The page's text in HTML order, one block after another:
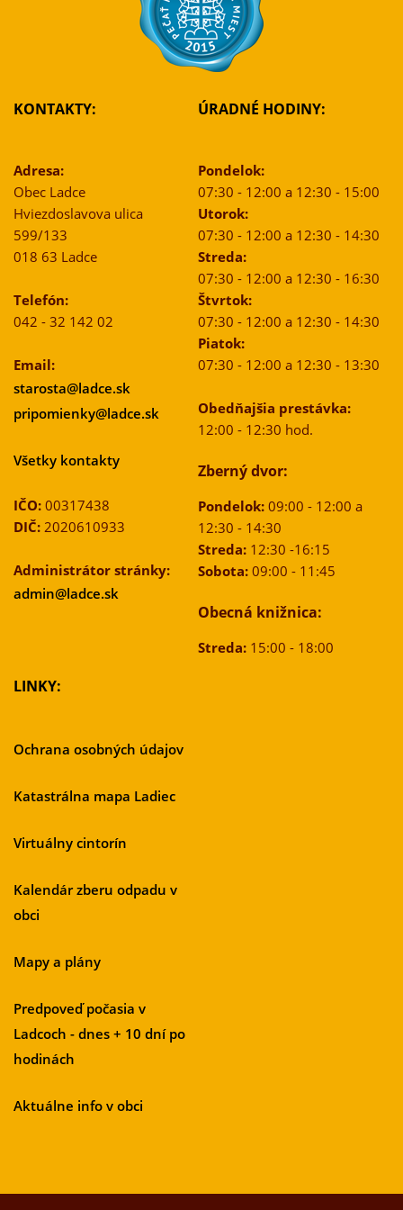
KONTAKTY:
Adresa:
Obec Ladce
Hviezdoslavova ulica
599/133
018 63 Ladce
Telefón:
042 - 32 142 02
Email:
starosta@ladce.sk
pripomienky@ladce.sk
Všetky kontakty
IČO: 00317438
DIČ: 2020610933
Administrátor stránky:
admin@ladce.sk
ÚRADNÉ HODINY:
Pondelok:
07:30 - 12:00 a 12:30 - 15:00
Utorok:
07:30 - 12:00 a 12:30 - 14:30
Streda:
07:30 - 12:00 a 12:30 - 16:30
Štvrtok:
07:30 - 12:00 a 12:30 - 14:30
Piatok:
07:30 - 12:00 a 12:30 - 13:30
Obedňajšia prestávka:
12:00 - 12:30 hod.
Zberný dvor:
Pondelok:09:00 - 12:00 a
12:30 - 14:30
Streda:12:30 -16:15
Sobota:09:00 - 11:45
Obecná knižnica:
Streda:15:00 - 18:00
LINKY:
Ochrana osobných údajov
Katastrálna mapa Ladiec
Virtuálny cintorín
Kalendár zberu odpadu v
obci
Mapy a plány
Predpoveď počasia v
Ladcoch - dnes + 10 dní po
hodinách
Aktuálne info v obci